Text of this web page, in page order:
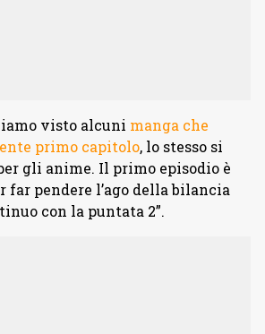
visto alcuni manga che
primo capitolo, lo stesso si
gli anime. Il primo episodio è
far pendere l’ago della bilancia
con la puntata 2”.